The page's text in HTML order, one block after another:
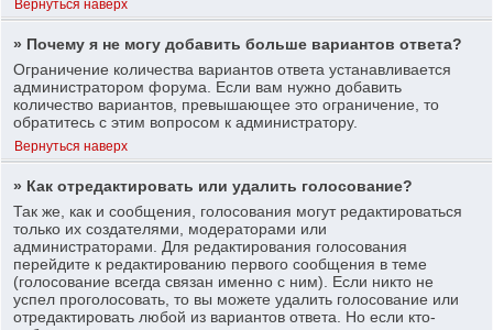
Вернуться наверх
» Почему я не могу добавить больше вариантов ответа?
Ограничение количества вариантов ответа устанавливается
администратором форума. Если вам нужно добавить
количество вариантов, превышающее это ограничение, то
обратитесь с этим вопросом к администратору.
Вернуться наверх
» Как отредактировать или удалить голосование?
Так же, как и сообщения, голосования могут редактироваться
только их создателями, модераторами или
администраторами. Для редактирования голосования
перейдите к редактированию первого сообщения в теме
(голосование всегда связан именно с ним). Если никто не
успел проголосовать, то вы можете удалить голосование или
отредактировать любой из вариантов ответа. Но если кто-